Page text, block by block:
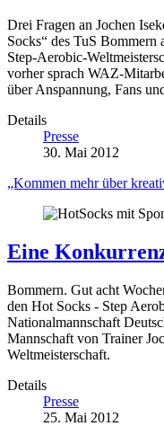
Drei Fragen an Jochen
Socks“ des TuS Bommern
Step-Aerobic-
vorher sprach WAZ-
über Anspannung, Fans
Details
Presse
30. Mai 2012
„Kommen mehr über
Eine
Bommern. Gut acht
den Hot Socks - Step
Nationalmannschaft
Mannschaft von Trainer
Weltmeisterschaft.
Details
Presse
25. Mai 2012